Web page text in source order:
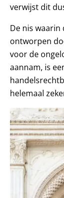
verwijst dit
De nis
ontworpen
voor de
aannam, is
helemaal